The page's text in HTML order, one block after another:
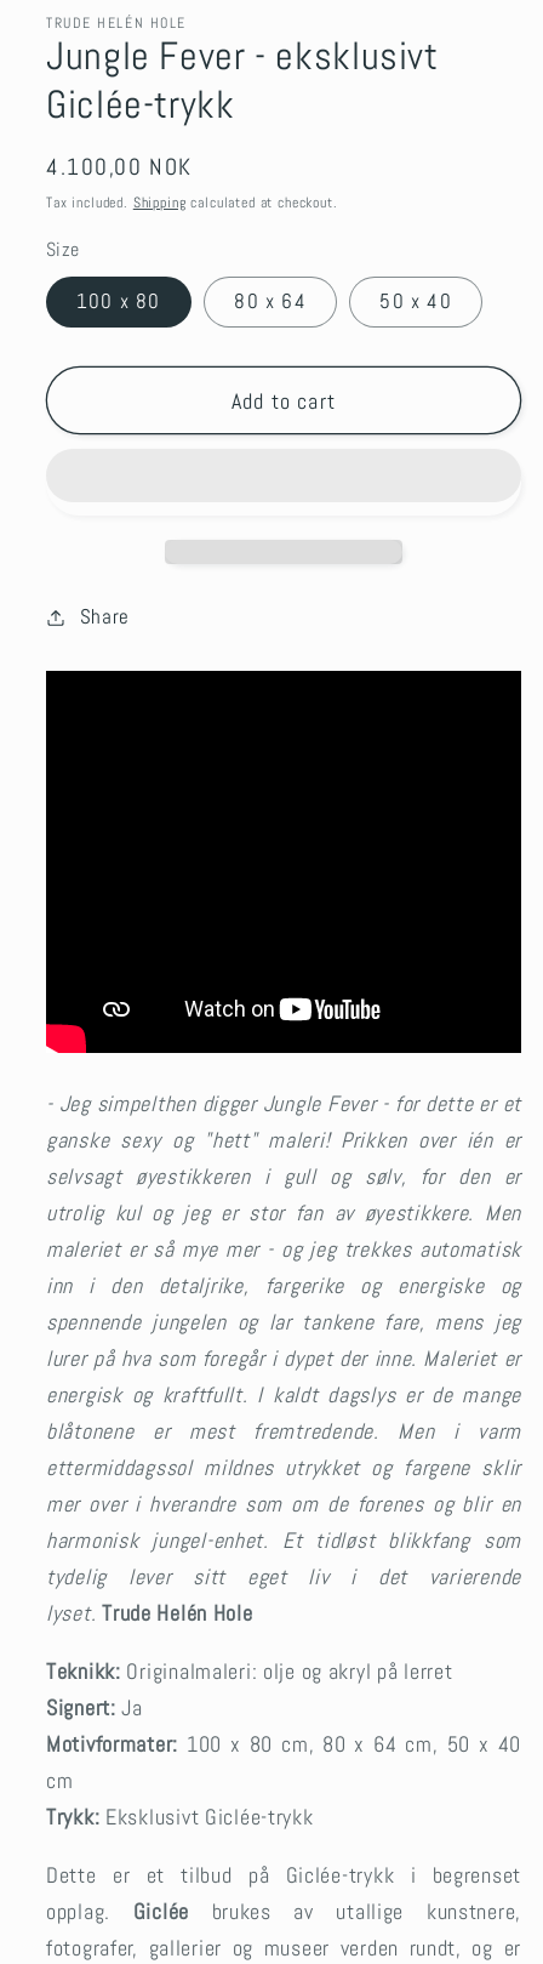
TRUDE HELÉN HOLE
Jungle Fever - eksklusivt
Giclée-trykk
Regular
price
4.100,00 NOK
Tax included. Shipping calculated at checkout.
Size
100 x 80 80 x 64 50 x 40
Add to cart
Share
- Jeg simpelthen digger Jungle Fever - for dette er et
ganske sexy og "hett" maleri! Prikken over ién er
selvsagt øyestikkeren i gull og sølv, for den er
utrolig kul og jeg er stor fan av øyestikkere. Men
maleriet er så mye mer - og jeg trekkes automatisk
inn i den detaljrike, fargerike og energiske og
spennende jungelen og lar tankene fare, mens jeg
lurer på hva som foregår i dypet der inne. Maleriet er
energisk og kraftfullt. I kaldt dagslys er de mange
blåtonene er mest fremtredende. Men i varm
ettermiddagssol mildnes utrykket og fargene sklir
mer over i hverandre som om de forenes og blir en
harmonisk jungel-enhet. Et tidløst blikkfang som
tydelig lever sitt eget liv
i det varierende
lyset. Trude Helén Hole
Teknikk: Originalmaleri: olje og akryl på lerret
Signert: Ja
Motivformater: 100 x 80 cm, 80 x 64 cm, 50 x 40
cm
Trykk: Eksklusivt Giclée-trykk
Dette er et tilbud på Giclée-trykk i begrenset
opplag. Giclée
brukes av utallige kunstnere,
fotografer, gallerier og museer verden rundt, og er